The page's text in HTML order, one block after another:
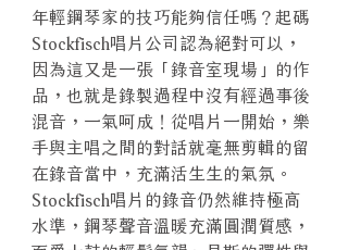
年輕鋼琴家的技巧能夠信任嗎？起碼
Stockfisch唱片公司認為絕對可以，
因為這又是一張「錄音室現場」的作
品，也就是錄製過程中沒有經過事後
混音，一氣呵成！從唱片一開始，樂
手與主唱之間的對話就毫無剪輯的留
在錄音當中，充滿活生生的氣氛。
Stockfisch唱片的錄音仍然維持極高
水準，鋼琴聲音溫暖充滿圓潤質感，